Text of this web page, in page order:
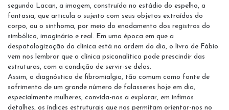
segundo Lacan, a imagem, construída no estádio do espelho, a
fantasia, que articula o sujeito com seus objetos extraídos do
corpo, ou o sinthoma, por meio do enodamento dos registros do
simbólico, imaginário e real. Em uma época em que a
despatologização da clínica está na ordem do dia, o livro de Fábio
vem nos lembrar que a clínica psicanalítica pode prescindir das
estruturas, com a condição de servir-se delas.
Assim, o diagnóstico de fibromialgia, tão comum como fonte de
sofrimento de um grande número de falasseres hoje em dia,
especialmente mulheres, convida-nos a explorar, em ínfimos
detalhes, os índices estruturais que nos permitam orientar-nos no